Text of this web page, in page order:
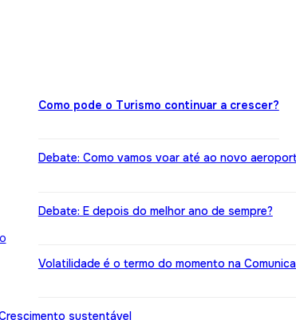
Como pode o Turismo continuar a crescer?
Debate: Como vamos voar até ao novo
Debate: E depois do melhor ano de sempre?
Volatilidade é o termo do momento na
sustentável